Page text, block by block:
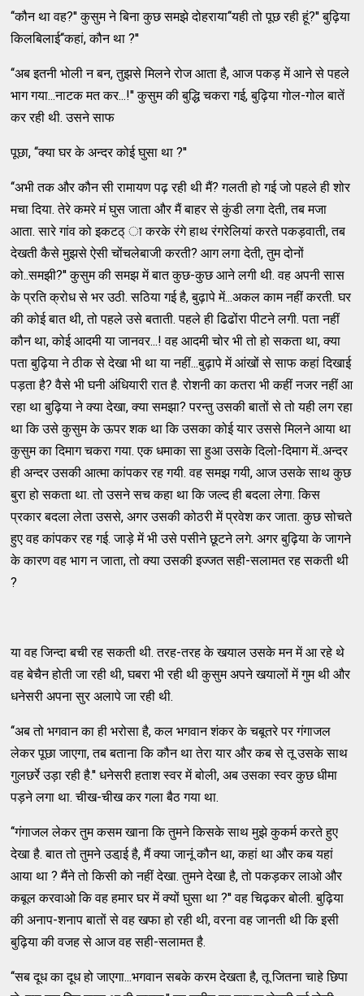
‘‘कौन था वह?'' कुसुम ने बिना कुछ समझे दोहराया‘‘यही तो पूछ रही हूं?'' बुढ़िया
किलबिलाई‘‘कहां, कौन था ?''
‘‘अब इतनी भोली न बन, तुझसे मिलने रोज आता है, आज पकड़ में आने से पहले
भाग गया...नाटक मत कर...!'' कुसुम की बुद्धि चकरा गई, बुढ़िया गोल-गोल बातें
कर रही थी. उसने साफ
पूछा, ‘‘क्‍या घर के अन्‍दर कोई घुसा था ?''
‘‘अभी तक और कौन सी रामायण पढ़ रही थी मैं? गलती हो गई जो पहले ही शोर
मचा दिया. तेरे कमरे मं घुस जाता और मैं बाहर से कुंडी लगा देती, तब मजा
आता. सारे गांव को इकटठ्‌ ा करके रंगे हाथ रंगरेलियां करते पकड़वाती, तब
देखती कैसे मुझसे ऐसी चोंचलेबाजी करती? आग लगा देती, तुम दोनों
को..समझी?'' कुसुम की समझ में बात कुछ-कुछ आने लगी थी. वह अपनी सास
के प्रति क्रोध से भर उठी. सठिया गई है, बुढ़ापे में...अकल काम नहीं करती. घर
की कोई बात थी, तो पहले उसे बताती. पहले ही ढिढोंरा पीटने लगी. पता नहीं
कौन था, कोई आदमी या जानवर...! वह आदमी चोर भी तो हो सकता था, क्‍या
पता बुढ़िया ने ठीक से देखा भी था या नहीं...बुढ़ापे में आंखों से साफ कहां दिखाई
पड़ता है? वैसे भी घनी अंधियारी रात है. रोशनी का कतरा भी कहीं नजर नहीं आ
रहा था बुढ़िया ने क्‍या देखा, क्‍या समझा? परन्‍तु उसकी बातों से तो यही लग रहा
था कि उसे कुसुम के ऊपर शक था कि उसका कोई यार उससे मिलने आया था
कुसुम का दिमाग चकरा गया. एक धमाका सा हुआ उसके दिलो-दिमाग में..अन्‍दर
ही अन्‍दर उसकी आत्‍मा कांपकर रह गयी. वह समझ गयी, आज उसके साथ कुछ
बुरा हो सकता था. तो उसने सच कहा था कि जल्‍द ही बदला लेगा. किस
प्रकार बदला लेता उससे, अगर उसकी कोठरी में प्रवेश कर जाता. कुछ सोचते
हुए वह कांपकर रह गई. जाड़े में भी उसे पसीने छूटने लगे. अगर बुढ़िया के जागने
के कारण वह भाग न जाता, तो क्‍या उसकी इज्‍जत सही-सलामत रह सकती थी
?
या वह जिन्‍दा बची रह सकती थी. तरह-तरह के खयाल उसके मन में आ रहे थे
वह बेचैन होती जा रही थी, घबरा भी रही थी कुसुम अपने खयालों में गुम थी और
धनेसरी अपना सुर अलापे जा रही थी.
‘‘अब तो भगवान का ही भरोसा है, कल भगवान शंकर के चबूतरे पर गंगाजल
लेकर पूछा जाएगा, तब बताना कि कौन था तेरा यार और कब से तू उसके साथ
गुलछर्रे उड़ा रही है.'' धनेसरी हताश स्‍वर में बोली, अब उसका स्‍वर कुछ धीमा
पड़ने लगा था. चीख-चीख कर गला बैठ गया था.
‘‘गंगाजल लेकर तुम कसम खाना कि तुमने किसके साथ मुझे कुकर्म करते हुए
देखा है. बात तो तुमने उडा़ई है, मैं क्‍या जानूं कौन था, कहां था और कब यहां
आया था ? मैंने तो किसी को नहीं देखा. तुमने देखा है, तो पकड़कर लाओ और
कबूल करवाओ कि वह हमार घर में क्‍यों घुसा था ?'' वह चिढ़कर बोली. बुढ़िया
की अनाप-शनाप बातों से वह खफा हो रही थी, वरना वह जानती थी कि इसी
बुढ़िया की वजह से आज वह सही-सलामत है.
‘‘सब दूध का दूध हो जाएगा...भगवान सबके करम देखता है, तू जितना चाहे छिपा